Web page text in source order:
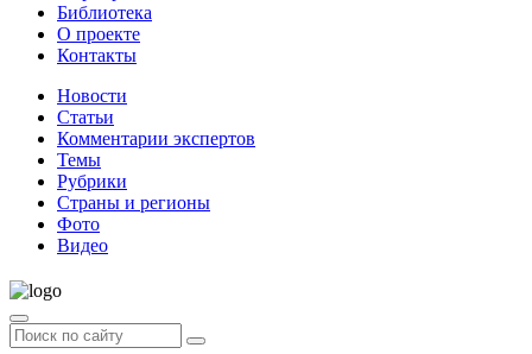
Библиотека
О проекте
Контакты
Новости
Статьи
Комментарии экспертов
Темы
Рубрики
Страны и регионы
Фото
Видео